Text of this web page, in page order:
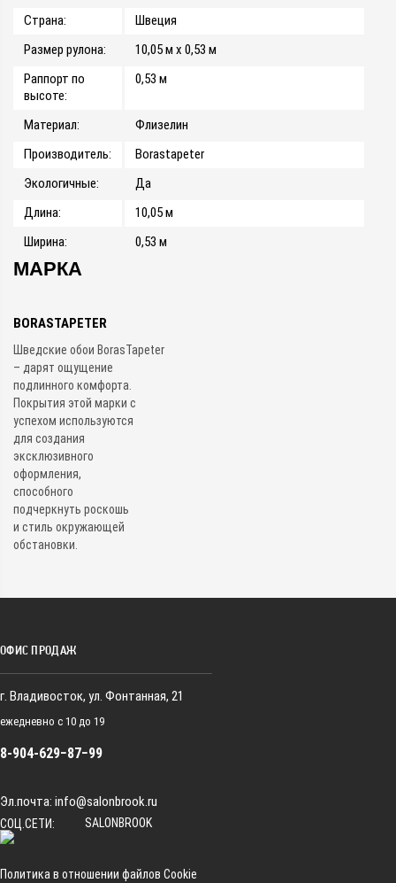
Страна:
Швеция
Размер рулона:
10,05 м x 0,53 м
Раппорт по
высоте:
0,53 м
Материал:
Флизелин
Производитель:
Borastapeter
Экологичные:
Да
Длина:
10,05 м
Ширина:
0,53 м
МАРКА
BORASTAPETER
Шведские обои BorasTapeter
– дарят ощущение
подлинного комфорта.
Покрытия этой марки с
успехом используются
для создания
эксклюзивного
оформления,
способного
подчеркнуть роскошь
и стиль окружающей
обстановки.
ОФИС ПРОДАЖ
г. Владивосток, ул. Фонтанная, 21
ежедневно с 10 до 19
8-904-629−87−99
Эл.почта: info@salonbrook.ru
СОЦ.СЕТИ: SALONBROOK
Политика в отношении файлов Cookie